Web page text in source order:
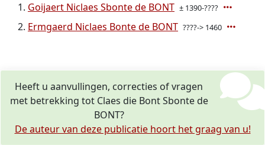
Goijaert Niclaes Sbonte de BONT ± 1390-????
Ermgaerd Niclaes Bonte de BONT ????-> 1460
Heeft u aanvullingen, correcties of vragen
met betrekking tot Claes die Bont Sbonte de
BONT?
De auteur van deze publicatie hoort het graag van u!